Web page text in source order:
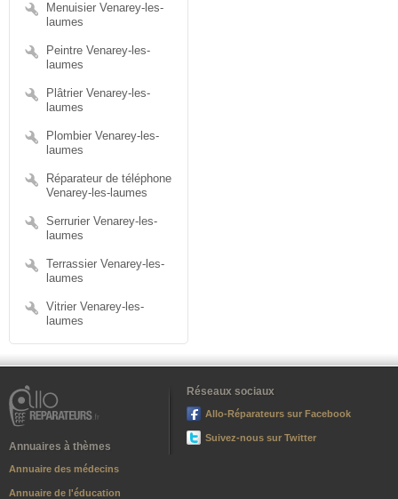
Menuisier Venarey-les-
laumes
Peintre Venarey-les-
laumes
Plâtrier Venarey-les-
laumes
Plombier Venarey-les-
laumes
Réparateur de téléphone
Venarey-les-laumes
Serrurier Venarey-les-
laumes
Terrassier Venarey-les-
laumes
Vitrier Venarey-les-
laumes
Annuaires à thèmes
Annuaire des médecins
Annuaire de l'éducation
Réseaux sociaux
Allo-Réparateurs sur Facebook
Suivez-nous sur Twitter